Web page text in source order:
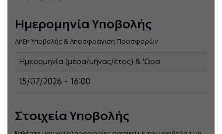
Ημερομηνία Υποβολής
Λήξη Υποβολής & Αποσφράγιση Προσφορών
Ημερομηνία (μέρα/μήνας/έτος) & 'Ωρα
15/07/2026 - 16:00
Στοιχεία Υποβολής